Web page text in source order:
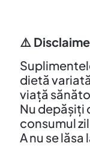
⚠️
dietă
viață
Nu depășiți
consumul
A nu se